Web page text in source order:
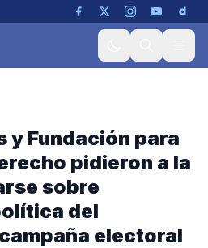
y Fundación para
pidieron a la
sobre
del
electoral